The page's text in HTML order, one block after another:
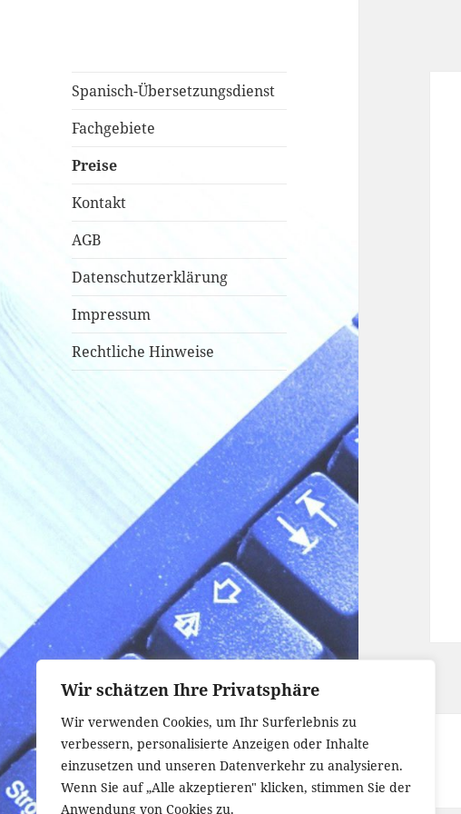
Wir schätzen Ihre Privatsphäre
Wir verwenden Cookies, um Ihr Surferlebnis zu
verbessern, personalisierte Anzeigen oder Inhalte
einzusetzen und unseren Datenverkehr zu analysieren.
Wenn Sie auf „Alle akzeptieren" klicken, stimmen Sie der
Anwendung von Cookies zu.
www.spanisch-
uebersetzungsdienst.de
Ihr Spanisch-Spezialist
Spanisch-Übersetzungsdienst
Fachgebiete
Preise
Kontakt
AGB
Datenschutzerklärung
Impressum
Rechtliche Hinweise